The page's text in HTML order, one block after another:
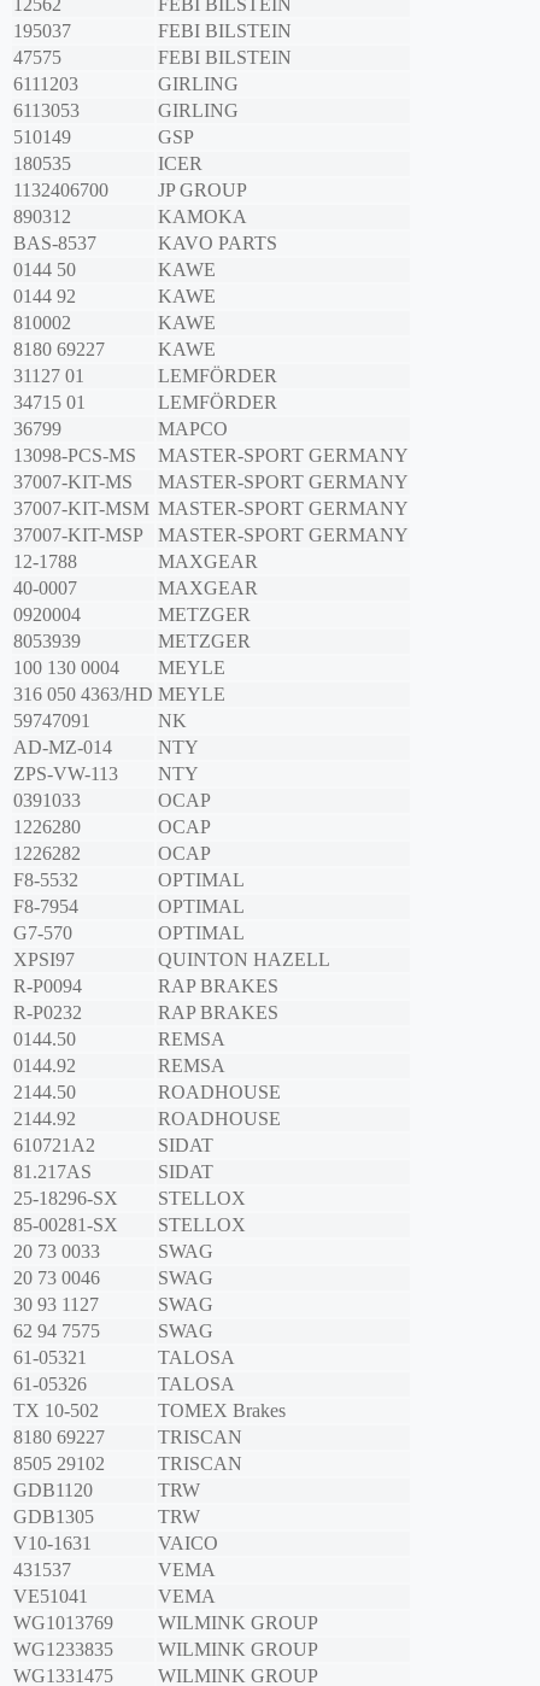
12562
FEBI BILSTEIN
195037
FEBI BILSTEIN
47575
FEBI BILSTEIN
6111203
GIRLING
6113053
GIRLING
510149
GSP
180535
ICER
1132406700
JP GROUP
890312
KAMOKA
BAS-8537
KAVO PARTS
0144 50
KAWE
0144 92
KAWE
810002
KAWE
8180 69227
KAWE
31127 01
LEMFÖRDER
34715 01
LEMFÖRDER
36799
MAPCO
13098-PCS-MS
MASTER-SPORT GERMANY
37007-KIT-MS
MASTER-SPORT GERMANY
37007-KIT-MSM MASTER-SPORT GERMANY
37007-KIT-MSP
MASTER-SPORT GERMANY
12-1788
MAXGEAR
40-0007
MAXGEAR
0920004
METZGER
8053939
METZGER
100 130 0004
MEYLE
316 050 4363/HD MEYLE
59747091
NK
AD-MZ-014
NTY
ZPS-VW-113
NTY
0391033
OCAP
1226280
OCAP
1226282
OCAP
F8-5532
OPTIMAL
F8-7954
OPTIMAL
G7-570
OPTIMAL
XPSI97
QUINTON HAZELL
R-P0094
RAP BRAKES
R-P0232
RAP BRAKES
0144.50
REMSA
0144.92
REMSA
2144.50
ROADHOUSE
2144.92
ROADHOUSE
610721A2
SIDAT
81.217AS
SIDAT
25-18296-SX
STELLOX
85-00281-SX
STELLOX
20 73 0033
SWAG
20 73 0046
SWAG
30 93 1127
SWAG
62 94 7575
SWAG
61-05321
TALOSA
61-05326
TALOSA
TX 10-502
TOMEX Brakes
8180 69227
TRISCAN
8505 29102
TRISCAN
GDB1120
TRW
GDB1305
TRW
V10-1631
VAICO
431537
VEMA
VE51041
VEMA
WG1013769
WILMINK GROUP
WG1233835
WILMINK GROUP
WG1331475
WILMINK GROUP